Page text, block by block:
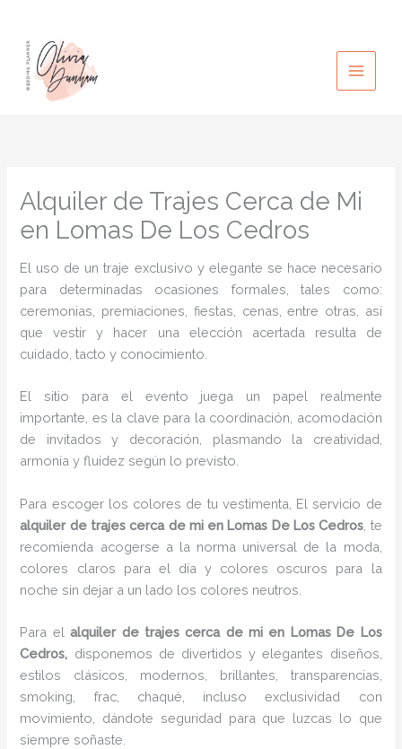
contenido
Alquiler de Trajes Cerca de Mi
en Lomas De Los Cedros
El uso de un traje exclusivo y elegante se hace necesario
para determinadas ocasiones formales, tales como:
ceremonias, premiaciones, fiestas, cenas, entre otras, así
que vestir y hacer una elección acertada resulta de
cuidado, tacto y conocimiento.
El sitio para el evento juega un papel realmente
importante, es la clave para la coordinación, acomodación
de invitados y decoración, plasmando la creatividad,
armonía y fluidez según lo previsto.
Para escoger los colores de tu vestimenta, El servicio de
alquiler de trajes cerca de mi en Lomas De Los Cedros , te
recomienda acogerse a la norma universal de la moda,
colores claros para el día y colores oscuros para la
noche sin dejar a un lado los colores neutros.
Para elalquiler de trajes cerca de mi en Lomas De Los
Cedros, disponemos de divertidos y elegantes diseños,
estilos clásicos, modernos, brillantes, transparencias,
smoking, frac, chaqué, incluso exclusividad con
movimiento, dándote seguridad para que luzcas lo que
siempre soñaste.